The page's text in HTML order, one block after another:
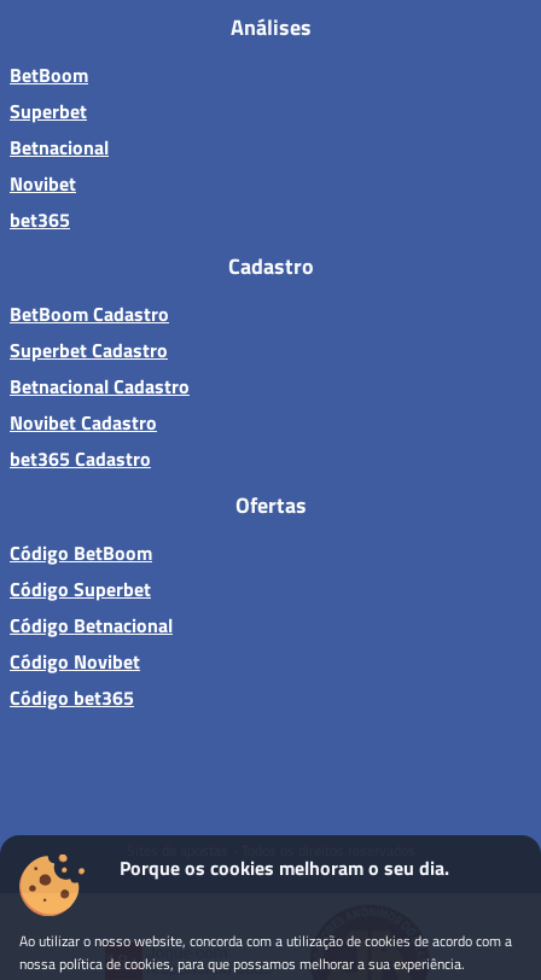
Análises
BetBoom
Superbet
Betnacional
Novibet
bet365
Cadastro
BetBoom Cadastro
Superbet Cadastro
Betnacional Cadastro
Novibet Cadastro
bet365 Cadastro
Ofertas
Código BetBoom
Código Superbet
Código Betnacional
Código Novibet
Código bet365
Porque os cookies melhoram o seu dia.
Ao utilizar o nosso website, concorda com a utilização de cookies de acordo com a
nossa política de cookies, para que possamos melhorar a sua experiência.